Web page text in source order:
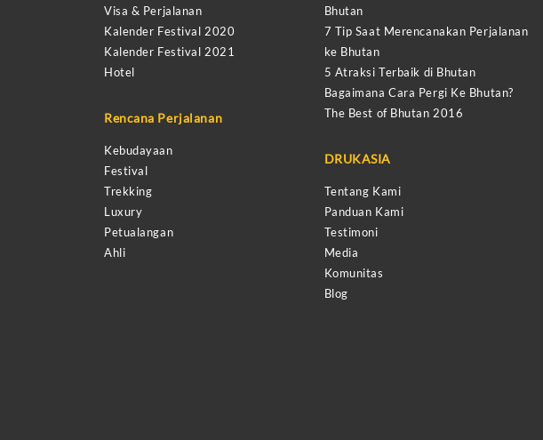
Visa & Perjalanan
Kalender Festival 2020
Kalender Festival 2021
Hotel
Rencana Perjalanan
Kebudayaan
Festival
Trekking
Luxury
Petualangan
Ahli
Bhutan
7 Tip Saat Merencanakan Perjalanan
ke Bhutan
5 Atraksi Terbaik di Bhutan
Bagaimana Cara Pergi Ke Bhutan?
The Best of Bhutan 2016
DRUKASIA
Tentang Kami
Panduan Kami
Testimoni
Media
Komunitas
Blog